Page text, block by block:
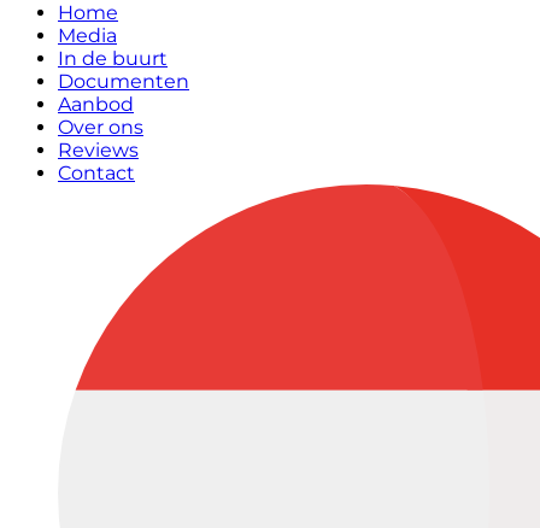
Home
Media
In de buurt
Documenten
Aanbod
Over ons
Reviews
Contact